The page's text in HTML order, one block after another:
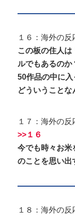
１６：海外の反
この板の住人
ルでもあるのか
50作品の中に
どういうことな
１７：海外の反
>>１６
今でも時々お米
のことを思い出
１８：海外の反